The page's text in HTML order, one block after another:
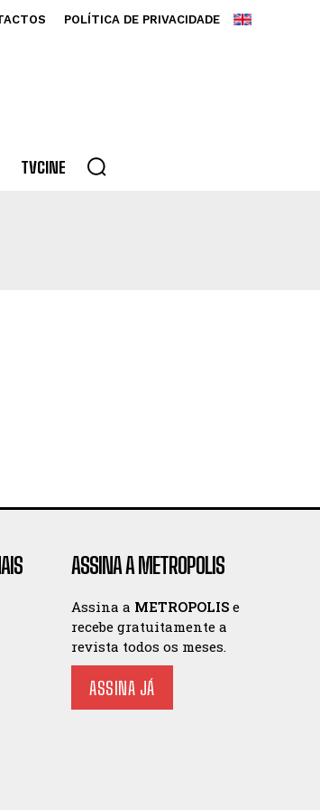
POLÍTICA DE PRIVACIDADE
TVCINE
ASSINA A METROPOLIS
Assina a METROPOLIS e
recebe gratuitamente a
revista todos os meses.
ASSINA JÁ